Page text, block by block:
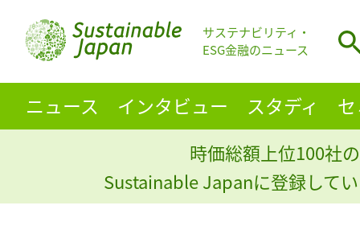
サステナビリティ・
ESG金融のニュース
ニュース インタビュー スタディ
時価総額上位100社
Sustainable Japanに登録して